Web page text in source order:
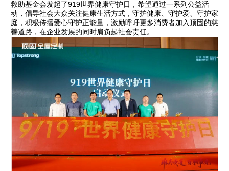
救助基金会发起了919世界健康守护日，希望通过一系列公益活
动，倡导社会大众关注健康生活方式，守护健康、守护爱、守护家
庭，积极传播爱心守护正能量，激励呼吁更多消费者加入顶固的慈
善道路，在企业发展的同时肩负起社会责任。